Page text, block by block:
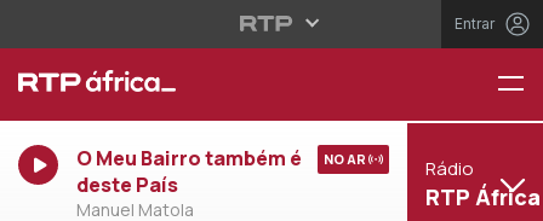
Entrar
O Meu Bairro também é
deste País
Manuel Matola
NO AR Rádio
RTP África